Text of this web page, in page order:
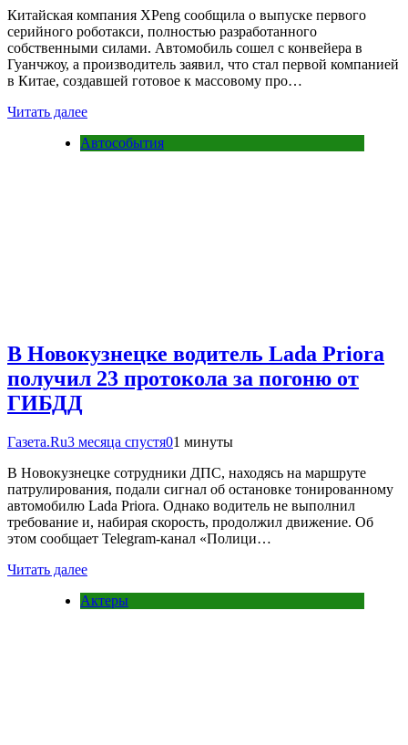
Китайская компания XPeng сообщила о выпуске первого
серийного роботакси, полностью разработанного
собственными силами. Автомобиль сошел с конвейера в
Гуанчжоу, а производитель заявил, что стал первой компанией
в Китае, создавшей готовое к массовому про…
Читать далее
Автособытия
В Новокузнецке водитель Lada Priora
получил 23 протокола за погоню от
ГИБДД
Газета.Ru3 месяца спустя01 минуты
В Новокузнецке сотрудники ДПС, находясь на маршруте
патрулирования, подали сигнал об остановке тонированному
автомобилю Lada Priora. Однако водитель не выполнил
требование и, набирая скорость, продолжил движение. Об
этом сообщает Telegram-канал «Полици…
Читать далее
Актеры